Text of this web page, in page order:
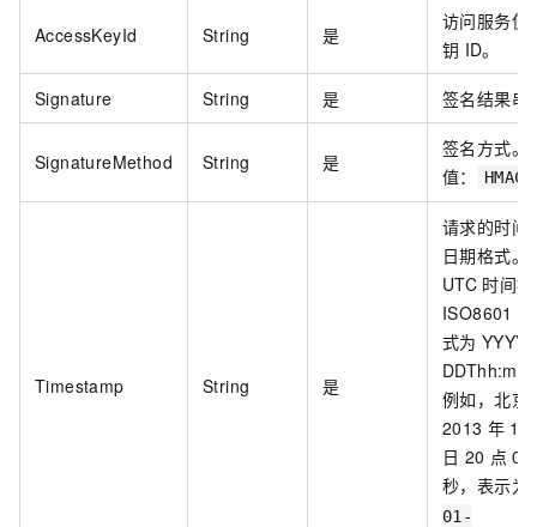
AccessKeyId String 是
访问服务使
钥 ID。
Signature String 是 签名结果串
SignatureMethod String 是
签名方式。
值：
Timestamp String 是
请求的时间
日期格式。
UTC 时间
ISO8601
式为
例如，北京
2013 年 1
日 20 点 0
秒，表示为
01-